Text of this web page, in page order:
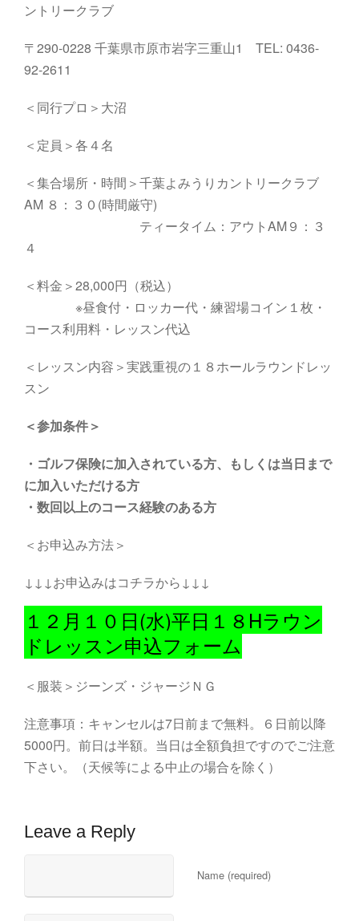
ントリークラブ
〒290-0228 千葉県市原市岩字三重山1 TEL: 0436-
92-2611
＜同行プロ＞大沼
＜定員＞各４名
＜集合場所・時間＞千葉よみうりカントリークラブ
AM ８：３０(時間厳守)
ティータイム：アウトAM９：３
４
＜料金＞28,000円（税込）
※昼食付・ロッカー代・練習場コイン１枚・
コース利用料・レッスン代込
＜レッスン内容＞実践重視の１８ホールラウンドレッ
スン
＜参加条件＞
・ ゴルフ保険に加入されている方、もしくは当日まで
に加入いただける方
・数回以上のコース経験のある方
＜お申込み方法＞
↓↓↓お申込みはコチラから↓↓↓
１２月１０日(水)平日１８Hラウン
ドレッスン申込フォーム
＜服装＞ジーンズ・ジャージＮＧ
注意事項：キャンセルは7日前まで無料。６日前以降
5000円。前日は半額。当日は全額負担ですのでご注意
下さい。（天候等による中止の場合を除く）
Leave a Reply
Name (required)